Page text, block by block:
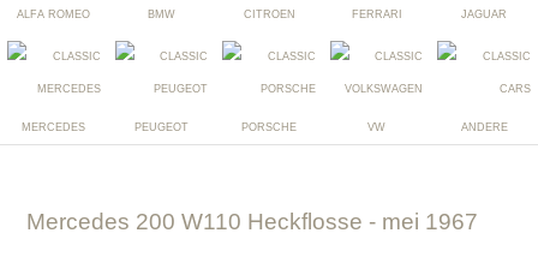
ALFA ROMEO BMW CITROEN FERRARI JAGUAR
MERCEDES PEUGEOT PORSCHE VW ANDERE
Mercedes 200 W110 Heckflosse - mei 1967